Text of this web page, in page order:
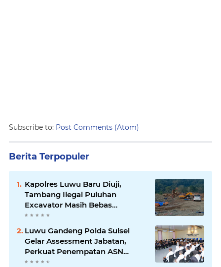
Subscribe to: Post Comments (Atom)
Berita Terpopuler
Kapolres Luwu Baru Diuji,
Tambang Ilegal Puluhan
Excavator Masih Bebas
Beroperasi
Luwu Gandeng Polda Sulsel
Gelar Assessment Jabatan,
Perkuat Penempatan ASN
Berbasis Kompetensi